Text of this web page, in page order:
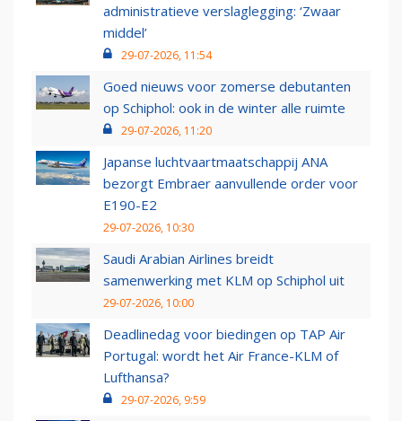
administratieve verslaglegging: ‘Zwaar
middel’
29-07-2026, 11:54
Goed nieuws voor zomerse debutanten
op Schiphol: ook in de winter alle ruimte
29-07-2026, 11:20
Japanse luchtvaartmaatschappij ANA
bezorgt Embraer aanvullende order voor
E190-E2
29-07-2026, 10:30
Saudi Arabian Airlines breidt
samenwerking met KLM op Schiphol uit
29-07-2026, 10:00
Deadlinedag voor biedingen op TAP Air
Portugal: wordt het Air France-KLM of
Lufthansa?
29-07-2026, 9:59